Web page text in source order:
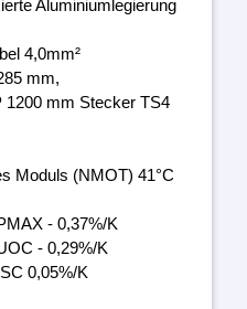
Aluminiumlegierung
4,0mm²
mm,
1200 mm Stecker TS4
Moduls (NMOT) 41°C
- 0,37%/K
- 0,29%/K
0,05%/K